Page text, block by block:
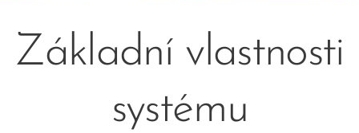
Základní vlastnosti
systému